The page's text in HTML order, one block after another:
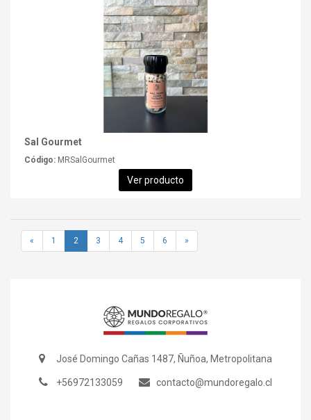
Sal Gourmet
Código: MRSalGourmet
Ver producto
« 1 2 3 4 5 6 »
José Domingo Cañas 1487, Ñuñoa, Metropolitana
+56972133059 contacto@mundoregalo.cl